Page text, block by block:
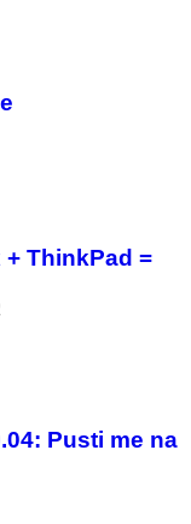
ThinkPad =
Pusti me na